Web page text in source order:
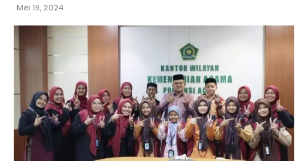
Mei 19, 2024